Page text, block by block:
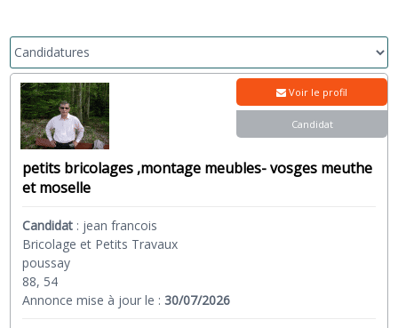
petits bricolages ,montage meubles- vosges meuthe
et moselle
Candidat : jean francois
Bricolage et Petits Travaux
poussay
88, 54
Annonce mise à jour le :30/07/2026
Voir le profil
Candidat